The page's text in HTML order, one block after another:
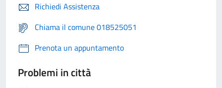
Richiedi Assistenza
Chiama il comune 018525051
Prenota un appuntamento
Problemi in città